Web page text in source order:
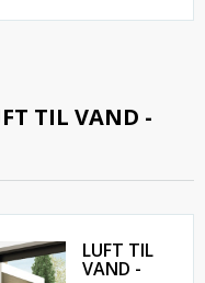
TIL VAND -
LUFT TIL
VAND -